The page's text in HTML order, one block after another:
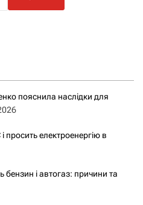
пояснила наслідки для
просить електроенергію в
бензин і автогаз: причини та